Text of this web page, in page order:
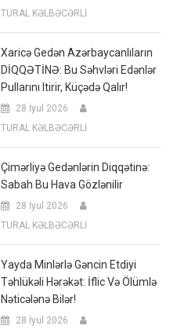
TURAL KƏLBƏCƏRLİ
Xaricə Gedən Azərbaycanlıların
DİQQƏTİNƏ: Bu Səhvləri Edənlər
Pullarını Itirir, Küçədə Qalır!
28 İyul 2026
TURAL KƏLBƏCƏRLİ
Çimərliyə Gedənlərin Diqqətinə:
Sabah Bu Hava Gözlənilir
28 İyul 2026
TURAL KƏLBƏCƏRLİ
Yayda Minlərlə Gəncin Etdiyi
Təhlükəli Hərəkət: İflic Və Ölümlə
Nəticələnə Bilər!
28 İyul 2026